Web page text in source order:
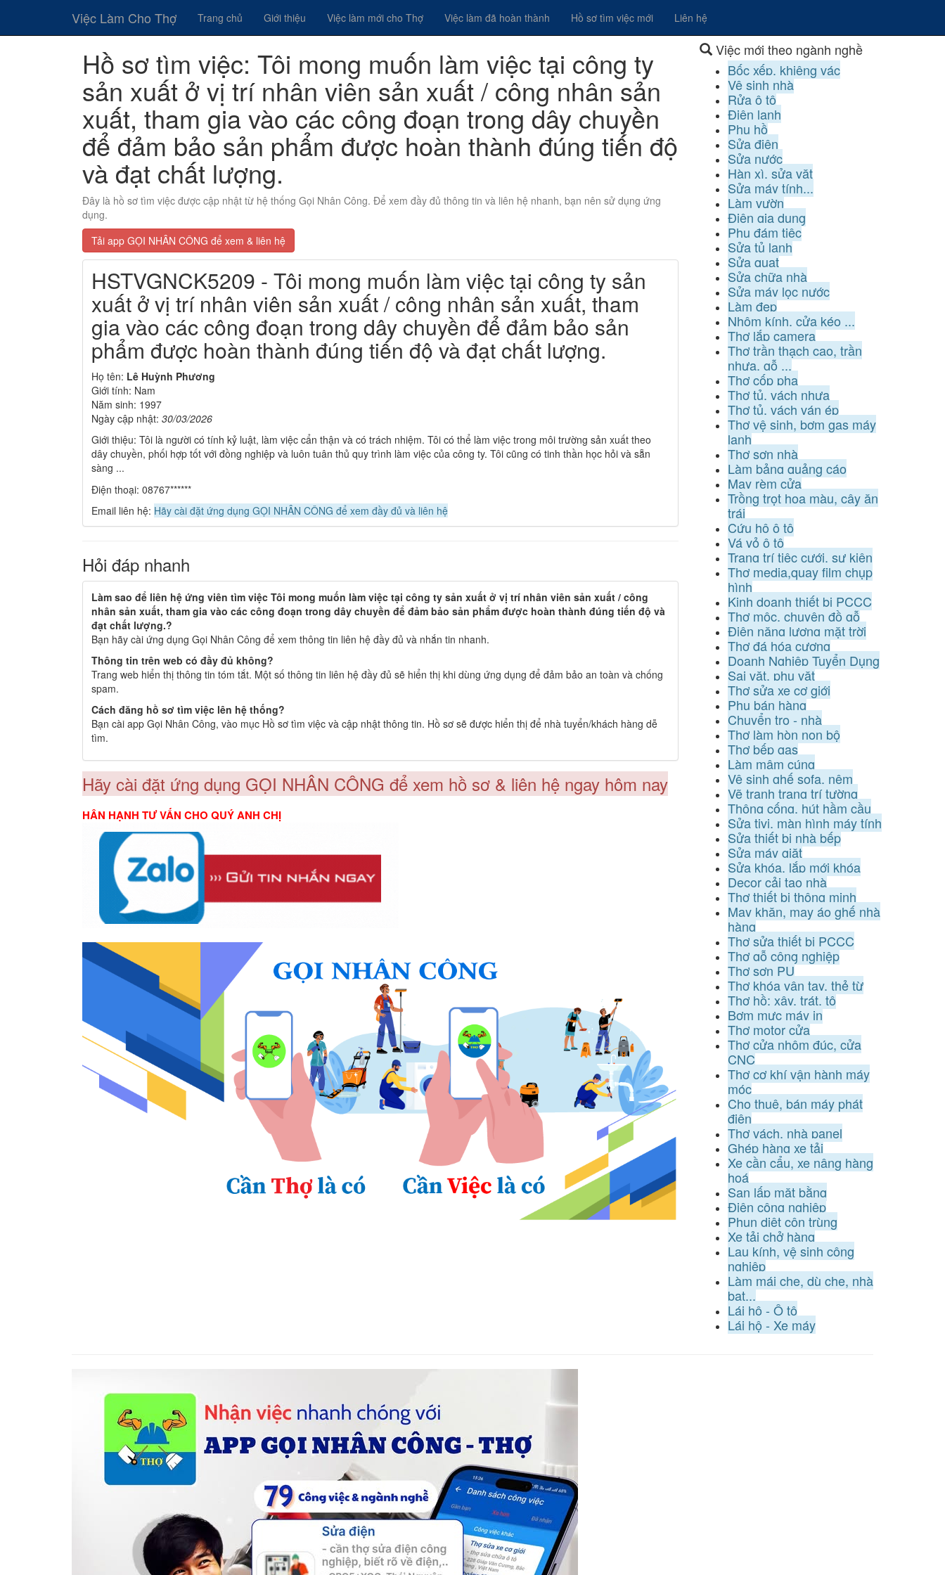
Việc Làm Cho Thợ Trang chủ Giới thiệu Việc làm mới cho Thợ Việc làm đã hoàn thành Hồ sơ tìm việc mới Liên hệ
Hồ sơ tìm việc: Tôi mong muốn làm việc tại công ty
sản xuất ở vị trí nhân viên sản xuất / công nhân sản
xuất, tham gia vào các công đoạn trong dây chuyền
để đảm bảo sản phẩm được hoàn thành đúng tiến độ
và đạt chất lượng.
Đây là hồ sơ tìm việc được cập nhật từ hệ thống Gọi Nhân Công. Để xem đầy đủ thông tin và liên hệ nhanh, bạn nên sử dụng ứng
dụng.
Tải app GỌI NHÂN CÔNG để xem & liên hệ
HSTVGNCK5209 - Tôi mong muốn làm việc tại công ty sản
xuất ở vị trí nhân viên sản xuất / công nhân sản xuất, tham
gia vào các công đoạn trong dây chuyền để đảm bảo sản
phẩm được hoàn thành đúng tiến độ và đạt chất lượng.
Họ tên: Lê Huỳnh Phương
Giới tính: Nam
Năm sinh: 1997
Ngày cập nhật: 30/03/2026
Giới thiệu: Tôi là người có tính kỷ luật, làm việc cẩn thận và có trách nhiệm. Tôi có thể làm việc trong môi trường sản xuất theo
dây chuyền, phối hợp tốt với đồng nghiệp và luôn tuân thủ quy trình làm việc của công ty. Tôi cũng có tinh thần học hỏi và sẵn
sàng ...
Điện thoại: 08767******
Email liên hệ: Hãy cài đặt ứng dụng GỌI NHÂN CÔNG để xem đầy đủ và liên hệ
Hỏi đáp nhanh
Làm sao để liên hệ ứng viên tìm việc Tôi mong muốn làm việc tại công ty sản xuất ở vị trí nhân viên sản xuất / công
nhân sản xuất, tham gia vào các công đoạn trong dây chuyền để đảm bảo sản phẩm được hoàn thành đúng tiến độ và
đạt chất lượng.?
Bạn hãy cài ứng dụng Gọi Nhân Công để xem thông tin liên hệ đầy đủ và nhắn tin nhanh.
Thông tin trên web có đầy đủ không?
Trang web hiển thị thông tin tóm tắt. Một số thông tin liên hệ đầy đủ sẽ hiển thị khi dùng ứng dụng để đảm bảo an toàn và chống
spam.
Cách đăng hồ sơ tìm việc lên hệ thống?
Bạn cài app Gọi Nhân Công, vào mục Hồ sơ tìm việc và cập nhật thông tin. Hồ sơ sẽ được hiển thị để nhà tuyển/khách hàng dễ
tìm.
Hãy cài đặt ứng dụng GỌI NHÂN CÔNG để xem hồ sơ & liên hệ ngay hôm nay
HÂN HẠNH TƯ VẤN CHO QUÝ ANH CHỊ
Việc mới theo ngành nghề
Bốc xếp, khiêng vác
Vệ sinh nhà
Rửa ô tô
Điện lạnh
Phụ hồ
Sửa điện
Sửa nước
Hàn xì, sửa vặt
Sửa máy tính...
Làm vườn
Điện gia dụng
Phụ đám tiệc
Sửa tủ lạnh
Sửa quạt
Sửa chữa nhà
Sửa máy lọc nước
Làm đẹp
Nhôm kính, cửa kéo ...
Thợ lắp camera
Thợ trần thạch cao, trần
nhựa, gỗ ...
Thợ cốp pha
Thợ tủ, vách nhựa
Thợ tủ, vách ván ép
Thợ vệ sinh, bơm gas máy
lạnh
Thợ sơn nhà
Làm bảng quảng cáo
May rèm cửa
Trồng trọt hoa màu, cây ăn
trái
Cứu hộ ô tô
Vá vỏ ô tô
Trang trí tiệc cưới, sự kiện
Thợ media,quay film chụp
hình
Kinh doanh thiết bị PCCC
Thợ mộc, chuyên đồ gỗ
Điện năng lượng mặt trời
Thợ đá hóa cương
Doanh Nghiệp Tuyển Dụng
Sai vặt, phụ vặt
Thợ sửa xe cơ giới
Phụ bán hàng
Chuyển trọ - nhà
Thợ làm hòn non bộ
Thợ bếp gas
Làm mâm cúng
Vệ sinh ghế sofa, nệm
Vẽ tranh trang trí tường
Thông cống, hút hầm cầu
Sửa tivi, màn hình máy tính
Sửa thiết bị nhà bếp
Sửa máy giặt
Sửa khóa, lắp mới khóa
Decor cải tạo nhà
Thợ thiết bị thông minh
May khăn, may áo ghế nhà
hàng
Thợ sửa thiết bị PCCC
Thợ gỗ công nghiệp
Thợ sơn PU
Thợ khóa vân tay, thẻ từ
Thợ hồ: xây, trát, tô
Bơm mực máy in
Thợ motor cửa
Thợ cửa nhôm đúc, cửa
CNC
Thợ cơ khí vận hành máy
móc
Cho thuê, bán máy phát
điện
Thợ vách, nhà panel
Ghép hàng xe tải
Xe cần cẩu, xe nâng hàng
hoá
San lấp mặt bằng
Điện công nghiệp
Phun diệt côn trùng
Xe tải chở hàng
Lau kính, vệ sinh công
nghiệp
Làm mái che, dù che, nhà
bạt...
Lái hộ - Ô tô
Lái hộ - Xe máy